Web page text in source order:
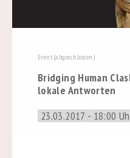
Event (abgeschlossen)
Bridging Human
lokale Antworten
23.03.2017 - 18:00